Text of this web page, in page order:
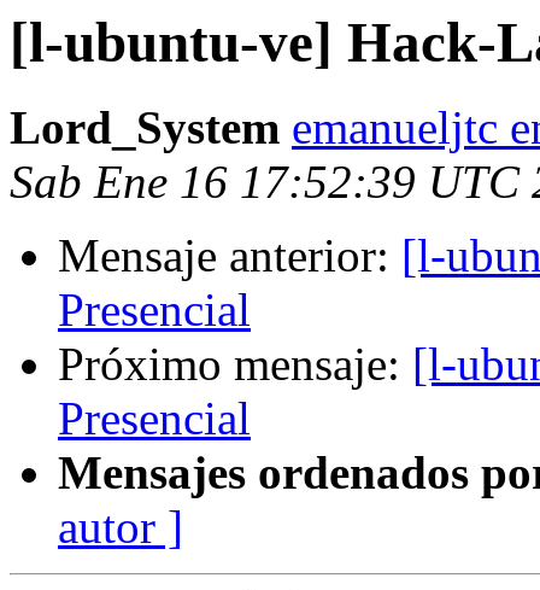
[l-ubuntu-ve] Hack-
Lord_System emanueljtc
Sab Ene 16 17:52:39 UTC
Mensaje anterior: [l-
Presencial
Próximo mensaje: [l-
Presencial
Mensajes ordenados
autor ]